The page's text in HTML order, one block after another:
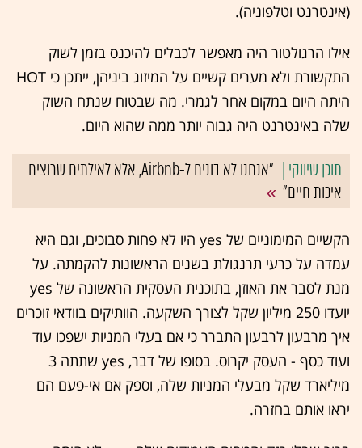
(אינטרנט וטלפוניה).
אילו הרגולטור היה מאפשר לכבלים להיכנס בזמן לשוק
התקשורת ולא מערים קשיים על המיזוג ביניהן, ייתכן כי HOT
היתה היום במקום אחר לגמרי. מה שבטוח שנתח השוק
שלה באינטרנט היה גבוה יותר ממה שהוא היום.
"אנחנו לא בונים ל-Airbnb, אלא לאילתים שרוצים
איכות חיים"
הקשיים המימוניים של yes היו לא פחות סבוכים, וגם היא
עמדה על כרעי תרנגולת בשנים הראשונות להקמתה. על
מנת לסבר את האוזן, בתוכנית העסקית הראשונה של yes
יועדו 250 מיליון שקל לצורך השקעה. הוותיקים בוודאי זוכרים
איך מרבעון לרבעון התברר כי אם בעלי המניות ישפכו עוד
ועוד כסף - העסק יקרוס. בסופו של דבר, yes שתתה 3
מיליארד שקל מבעלי המניות שלה, וספק אם אי-פעם הם
יראו אותם בחזרה.